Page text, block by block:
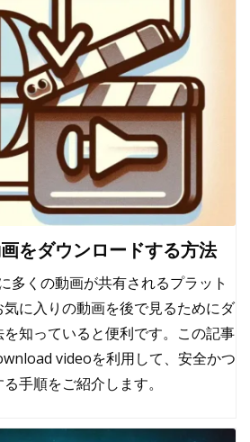
をダウンロードする方法
多くの動画が共有されるプラット
に入りの動画を後で見るためにダ
知っていると便利です。この記事
videoを利用して、安全かつ
手順をご紹介します。